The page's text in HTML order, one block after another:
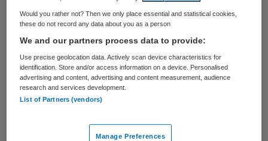
waaronder het VUmc Cancer Center. Hij
heeft ruime ervaring opgedaan met
verander- en vernieuwingstrajecten in het
VUmc. Vanuit zijn nieuwe positie zal hij een
bijdrage leveren aan de talrijke
Would you rather not? Then we only place essential and statistical cookies,
these do not record any data about you as a person
We and our partners process data to provide:
Use precise geolocation data. Actively scan device characteristics for
identification. Store and/or access information on a device. Personalised
advertising and content, advertising and content measurement, audience
research and services development.
List of Partners (vendors)
Manage Preferences